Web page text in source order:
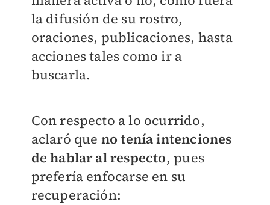
la difusión de su rostro,
oraciones, publicaciones, hasta
acciones tales como ir a
buscarla.
Con respecto a lo ocurrido,
aclaró que no tenía intenciones
de hablar al respecto, pues
prefería enfocarse en su
recuperación: